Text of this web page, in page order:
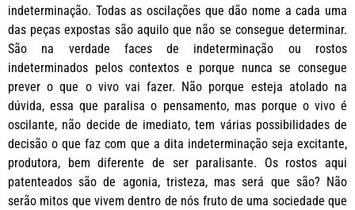
indeterminação. Todas as oscilações que dão nome a cada uma
das peças expostas são aquilo que não se consegue determinar.
São na verdade faces de indeterminação ou rostos
indeterminados pelos contextos e porque nunca se consegue
prever o que o vivo vai fazer. Não porque esteja atolado na
dúvida, essa que paralisa o pensamento, mas porque o vivo é
oscilante, não decide de imediato, tem várias possibilidades de
decisão o que faz com que a dita indeterminação seja excitante,
produtora, bem diferente de ser paralisante. Os rostos aqui
patenteados são de agonia, tristeza, mas será que são? Não
serão mitos que vivem dentro de nós fruto de uma sociedade que